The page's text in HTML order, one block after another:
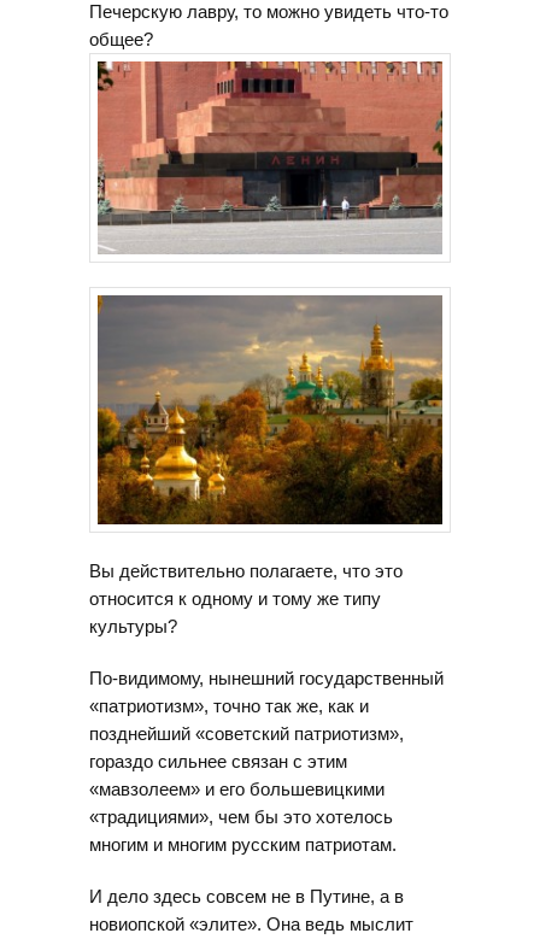
Печерскую лавру, то можно увидеть что-то
общее?
Вы действительно полагаете, что это
относится к одному и тому же типу
культуры?
По-видимому, нынешний государственный
«патриотизм», точно так же, как и
позднейший «советский патриотизм»,
гораздо сильнее связан с этим
«мавзолеем» и его большевицкими
«традициями», чем бы это хотелось
многим и многим русским патриотам.
И дело здесь совсем не в Путине, а в
новиопской «элите». Она ведь мыслит